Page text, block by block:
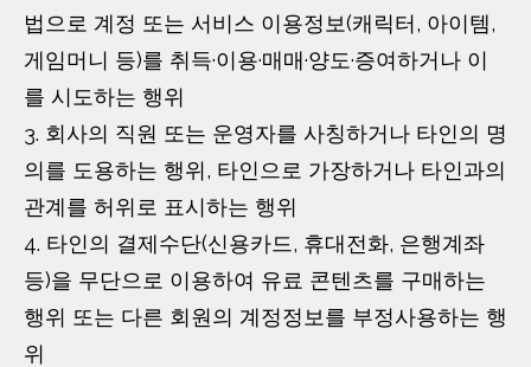
법으로 계정 또는 서비스 이용정보(캐릭터, 아이템,
게임머니 등)를 취득·이용·매매·양도·증여하거나 이
를 시도하는 행위
3. 회사의 직원 또는 운영자를 사칭하거나 타인의 명
의를 도용하는 행위, 타인으로 가장하거나 타인과의
관계를 허위로 표시하는 행위
4. 타인의 결제수단(신용카드, 휴대전화, 은행계좌
등)을 무단으로 이용하여 유료 콘텐츠를 구매하는
행위 또는 다른 회원의 계정정보를 부정사용하는 행
위